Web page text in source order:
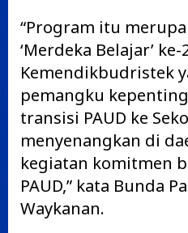
“Program itu
‘Merdeka Belajar’
Kemendikbudristek
pemangku
transisi PAUD ke
menyenangkan di
kegiatan komitmen
PAUD,” kata Bunda
Waykanan.